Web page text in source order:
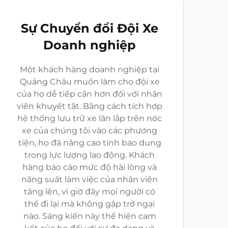
Sự Chuyển đổi Đội Xe
Doanh nghiệp
Một khách hàng doanh nghiệp tại
Quảng Châu muốn làm cho đội xe
của họ dễ tiếp cận hơn đối với nhân
viên khuyết tật. Bằng cách tích hợp
hệ thống lưu trữ xe lăn lắp trên nóc
xe của chúng tôi vào các phương
tiện, họ đã nâng cao tính bao dung
trong lực lượng lao động. Khách
hàng báo cáo mức độ hài lòng và
năng suất làm việc của nhân viên
tăng lên, vì giờ đây mọi người có
thể đi lại mà không gặp trở ngại
nào. Sáng kiến này thể hiện cam